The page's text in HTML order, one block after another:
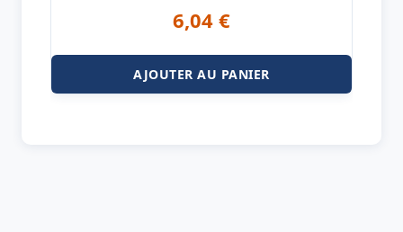
6,04 €
AJOUTER AU PANIER